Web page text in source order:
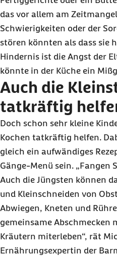
das vor allem am
Schwierigkeiten oder der
stören könnten als dass sie
Hindernis ist die Angst der
könnte in der Küche ein
Auch die
tatkräftig
Doch schon sehr kleine
Kochen tatkräftig helfen.
gleich ein aufwändiges
Gänge-Menü sein. „Fangen
Auch die Jüngsten können
und Kleinschneiden von
Abwiegen, Kneten und
gemeinsame Abschmecken
Kräutern miterleben“, rät
Ernährungsexpertin der